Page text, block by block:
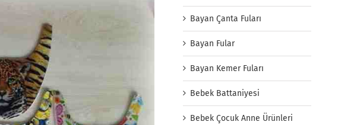
Bayan Çanta Fuları
Bayan Fular
Bayan Kemer Fuları
Bebek Battaniyesi
Bebek Çocuk Anne Ürünleri